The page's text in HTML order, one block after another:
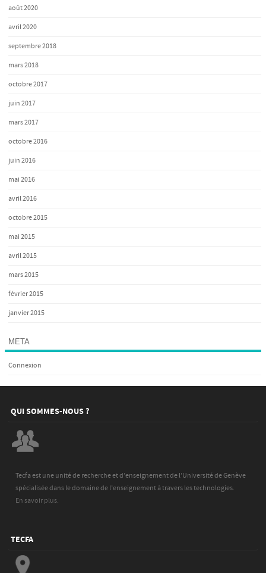
août 2020
avril 2020
septembre 2018
mars 2018
octobre 2017
juin 2017
mars 2017
octobre 2016
juin 2016
mai 2016
avril 2016
octobre 2015
mai 2015
avril 2015
mars 2015
février 2015
janvier 2015
META
Connexion
QUI SOMMES-NOUS ?
Tecfa est une unité de recherche et d’enseignement de l’Université de Genève
spécialisée dans le domaine de l’enseignement à travers les technologies.
En savoir plus.
TECFA